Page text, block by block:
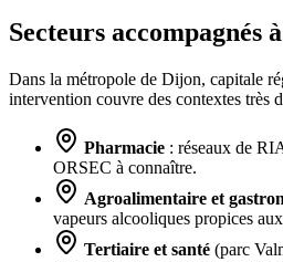
Secteurs accompagnés
Dans la métropole de Dijon, capitale
intervention couvre des contextes très
Pharmacie : réseaux de
ORSEC à connaître.
Agroalimentaire et
vapeurs alcooliques propices
Tertiaire et santé (parc